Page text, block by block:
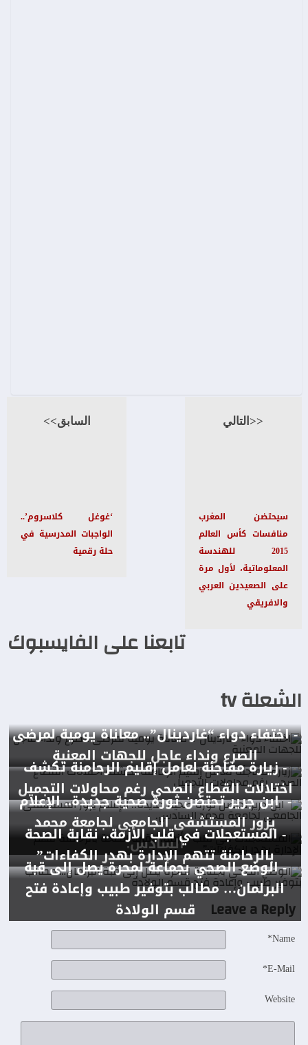
السابق>>
‘غوغل كلاسروم’..
الواجبات المدرسية في
حلة رقمية
<<التالي
سيحتضن المغرب
منافسات كأس العالم
2015 للهندسة
المعلوماتية، لأول مرة
على الصعيدين العربي
والافريقي
تابعنا على الفايسبوك
الشعلة tv
- اختفاء دواء “غاردينال”.. معاناة يومية لمرضى
الصرع ونداء عاجل للجهات المعنية
- زيارة مفاجئة لعامل إقليم الرحامنة تكشف
اختلالات القطاع الصحي رغم محاولات التجميل
- ابن جرير تحتضن ثورة صحية جديدة.. الإعلام
يزور المستشفى الجامعي لجامعة محمد
السادس.
- المستعجلات في قلب الأزمة.. نقابة الصحة
بالرحامنة تتهم الإدارة بهدر الكفاءات”
- الوضع الصحي بجماعة لمحرة يصل إلى قبة
البرلمان… مطالب بتوفير طبيب وإعادة فتح
قسم الولادة
Leave a Reply
Name*
E-Mail*
Website